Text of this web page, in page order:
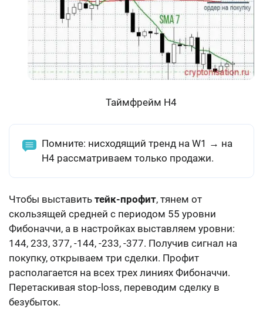
Таймфрейм Н4
Помните: нисходящий тренд на W1 → на
H4 рассматриваем только продажи.
Чтобы выставить тейк-профит, тянем от
скользящей средней с периодом 55 уровни
Фибоначчи, а в настройках выставляем уровни:
144, 233, 377, -144, -233, -377. Получив сигнал на
покупку, открываем три сделки. Профит
располагается на всех трех линиях Фибоначчи.
Перетаскивая stop-loss, переводим сделку в
безубыток.